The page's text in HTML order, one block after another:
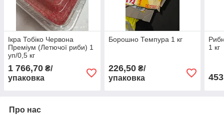
Ікра Тобіко Червона
Преміум (Летючої риби) 1
уп/0,5 кг
1 766,70 ₴/
упаковка
Борошно Темпура 1 кг
226,50₴/
упаковка
1 кг
453
Про нас